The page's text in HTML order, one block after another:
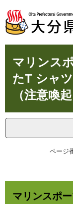
ジ
先
ュ
を
へ
マリンス
たT シャ
（注意喚起
ページ
マリンスポ